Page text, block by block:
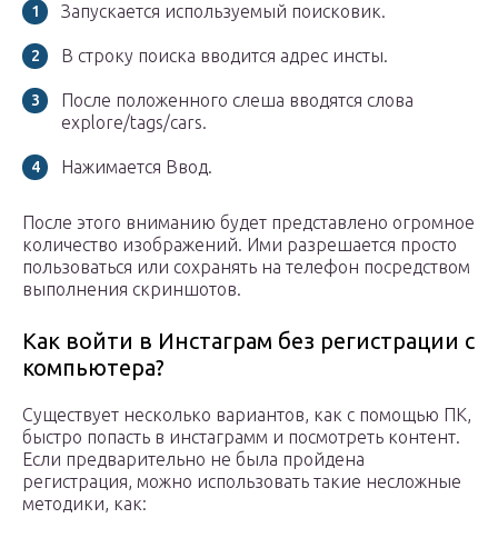
Запускается используемый поисковик.
В строку поиска вводится адрес инсты.
После положенного слеша вводятся слова
explore/tags/cars.
Нажимается Ввод.
После этого вниманию будет представлено огромное
количество изображений. Ими разрешается просто
пользоваться или сохранять на телефон посредством
выполнения скриншотов.
Как войти в Инстаграм без регистрации с
компьютера?
Существует несколько вариантов, как с помощью ПК,
быстро попасть в инстаграмм и посмотреть контент.
Если предварительно не была пройдена
регистрация, можно использовать такие несложные
методики, как: